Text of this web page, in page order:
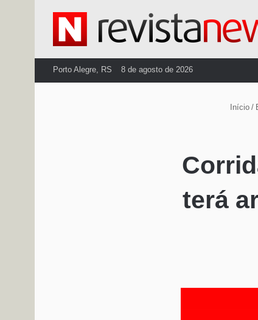
Porto Alegre, RS 8 de agosto de 2026
Início /
terá